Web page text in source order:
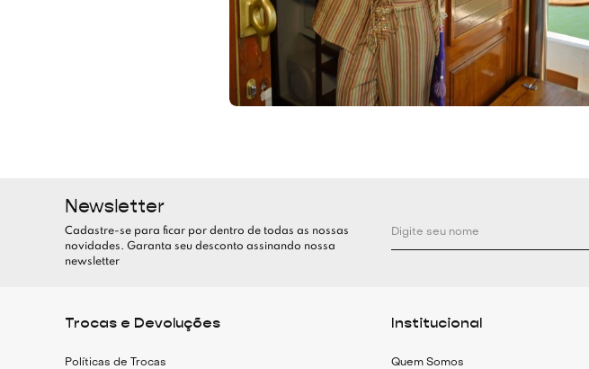
Newsletter
Cadastre-se para ficar por dentro de todas as nossas
novidades. Garanta seu desconto assinando nossa
newsletter
Trocas e Devoluções
Políticas de Trocas
Institucional
Quem Somos